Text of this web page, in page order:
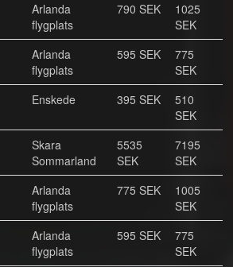
Arlanda
flygplats
790 SEK
1025
SEK
Arlanda
flygplats
595 SEK
775
SEK
Enskede 395 SEK
510
SEK
Skara
Sommarland
5535
SEK
7195
SEK
Arlanda
flygplats
775 SEK
1005
SEK
Arlanda
flygplats
595 SEK
775
SEK